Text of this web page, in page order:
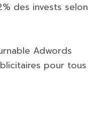
des invests selon
Adwords
pour tous